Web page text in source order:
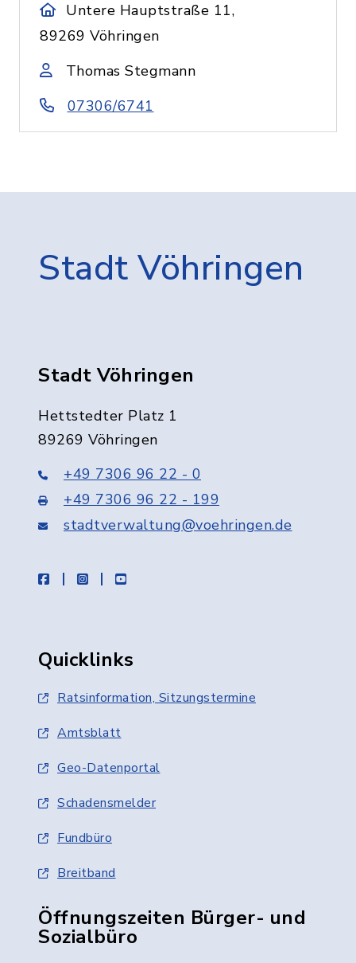
Untere Hauptstraße 11,
89269 Vöhringen
Thomas Stegmann
07306/6741
Stadt Vöhringen
Stadt Vöhringen
Hettstedter Platz 1
89269 Vöhringen
+49 7306 96 22 - 0
+49 7306 96 22 - 199
stadtverwaltung@voehringen.de
facebookinstagramyoutube
Quicklinks
Ratsinformation, Sitzungstermine
Amtsblatt
Geo-Datenportal
Schadensmelder
Fundbüro
Breitband
Öffnungszeiten Bürger- und
Sozialbüro